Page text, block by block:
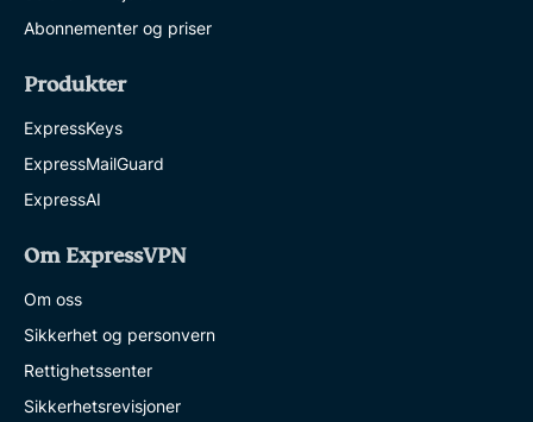
Abonnementer og priser
Produkter
ExpressKeys
ExpressMailGuard
ExpressAI
Om ExpressVPN
Om oss
Sikkerhet og personvern
Rettighetssenter
Sikkerhetsrevisjoner